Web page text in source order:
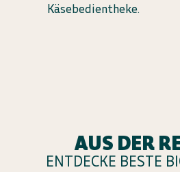
Käsebedientheke.
AUS DER
ENTDECKE BESTE